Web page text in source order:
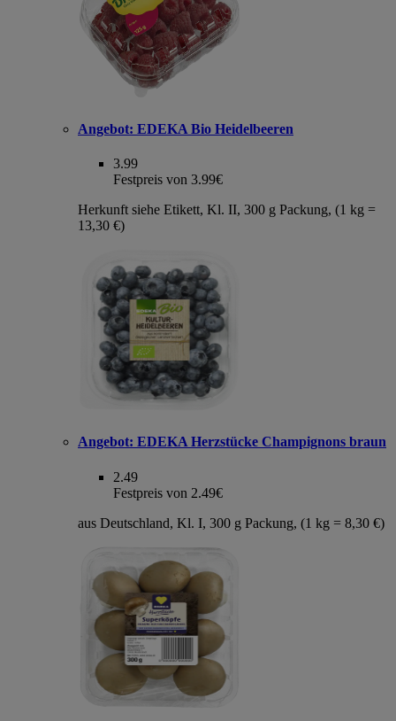
Angebot: EDEKA Bio Heidelbeeren
3.99
Festpreis von 3.99€
Herkunft siehe Etikett, Kl. II, 300 g Packung, (1 kg =
13,30 €)
Angebot: EDEKA Herzstücke Champignons braun
2.49
Festpreis von 2.49€
aus Deutschland, Kl. I, 300 g Packung, (1 kg = 8,30 €)